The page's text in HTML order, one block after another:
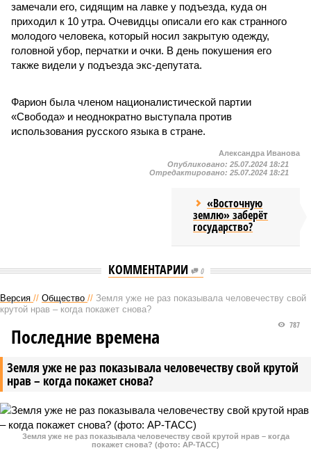
замечали его, сидящим на лавке у подъезда, куда он
приходил к 10 утра. Очевидцы описали его как странного
молодого человека, который носил закрытую одежду,
головной убор, перчатки и очки. В день покушения его
также видели у подъезда экс-депутата.
Фарион была членом националистической партии
«Свобода» и неоднократно выступала против
использования русского языка в стране.
Александра Иванова
Опубликовано: 25.07.2024 18:21
Отредактировано: 25.07.2024 18:21
«Восточную
землю» заберёт
государство?
КОММЕНТАРИИ 0
Версия // Общество // Земля уже не раз показывала человечеству свой
крутой нрав – когда покажет снова?
Земля уже не раз показывала человечеству свой крутой
нрав – когда покажет снова?
787
Последние времена
Земля уже не раз показывала человечеству свой крутой нрав – когда
покажет снова? (фото: АР-ТАСС)